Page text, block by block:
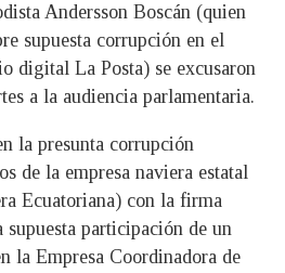
Andersson Boscán (quien
supuesta corrupción en el
digital La Posta) se excusaron
a la audiencia parlamentaria.
la presunta corrupción
de la empresa naviera estatal
Ecuatoriana) con la firma
participación de un
la Empresa Coordinadora de